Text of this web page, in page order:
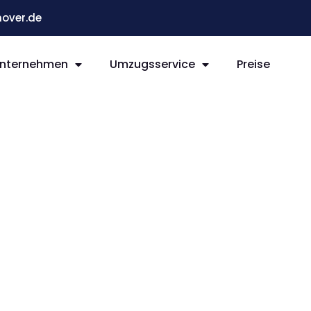
Umzugsservice Preise